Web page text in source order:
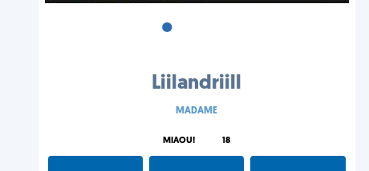
•
Liilandriill
MADAME
MIAOU! 18